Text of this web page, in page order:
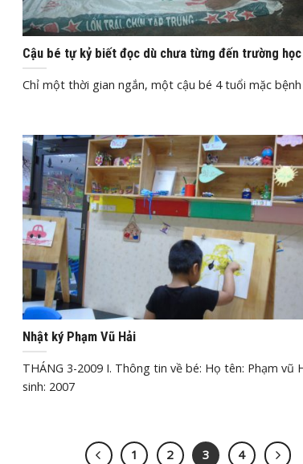
Th1 4, 2020
Cậu bé tự kỷ biết đọc dù chưa từng đến trường
Chỉ một thời gian ngắn, một cậu bé 4 tuổi mặc
Th12 29, 2019
Nhật ký Phạm Vũ Hải
THÁNG 3-2009 I. Thông tin về bé: Họ tên: Phạm vũ
sinh: 2007
1 2 3 4